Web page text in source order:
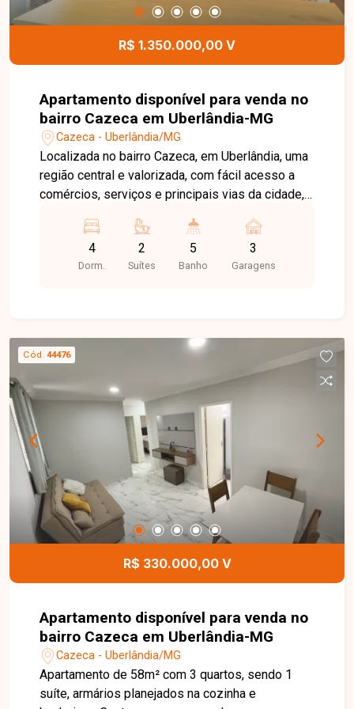
segurança, com portaria, espaço office, cinema,
brinquedoteca, espaço chefe, salão de festas,
salão de jogos, academia, espaço grill e muito
busca um imóvel moderno, completo e em
localização privilegiada em Uberlândia. Entre em
contato e agende sua visita para conhecer todos
os detalhes deste incrível apartamento.
R$ 1.350.000,00 V
Apartamento disponível para venda no
bairro Cazeca em Uberlândia-MG
Cazeca - Uberlândia/MG
Localizada no bairro Cazeca, em Uberlândia, uma
região central e valorizada, com fácil acesso a
comércios, serviços e principais vias da cidade,
cobertura possui 235m² de área privativa, com
sala em 2 ambientes com sacada integrada e
lareira, 4 quartos sendo 2 suítes e 1 suíte máster
varanda gourmet com churrasqueira, bancadas,
sauna com ducha e lavabos, além de 3 vagas de
garagem com depósito. O condomínio oferece
portaria 24h, salão de festas e 2 elevadores. Uma
excelente oportunidade para quem busca espaço,
conforto e um imóvel diferenciado. Entre em
contato e agende sua visita!
4
Dorm.
2
Suítes
5
Banho
3
Garagens
Cód. 44476
R$ 330.000,00 V
Apartamento disponível para venda no
bairro Cazeca em Uberlândia-MG
Cazeca - Uberlândia/MG
Apartamento de 58m² com 3 quartos, sendo 1
suíte, armários planejados na cozinha e